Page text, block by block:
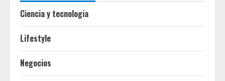
Ciencia y tecnologia
Lifestyle
Negocios